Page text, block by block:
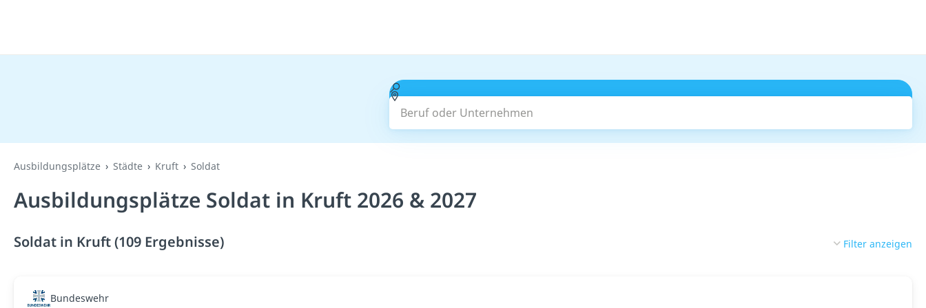
Beruf oder Unternehmen
Ausbildungsplätze Städte Kruft Soldat
Ausbildungsplätze Soldat in Kruft 2026 & 2027
Soldat in Kruft (109 Ergebnisse) Filter anzeigen
Bundeswehr